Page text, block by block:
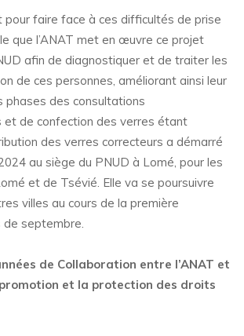
pour faire face à ces difficultés de prise
que l’ANAT met en œuvre ce projet
afin de diagnostiquer et de traiter les
de ces personnes, améliorant ainsi leur
phases des consultations
et de confection des verres étant
des verres correcteurs a démarré
au siège du PNUD à Lomé, pour les
et de Tsévié. Elle va se poursuivre
villes au cours de la première
de septembre.
de Collaboration entre l’ANAT et
et la protection des droits